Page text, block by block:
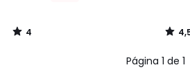
4
/
/
Página 1 de 1